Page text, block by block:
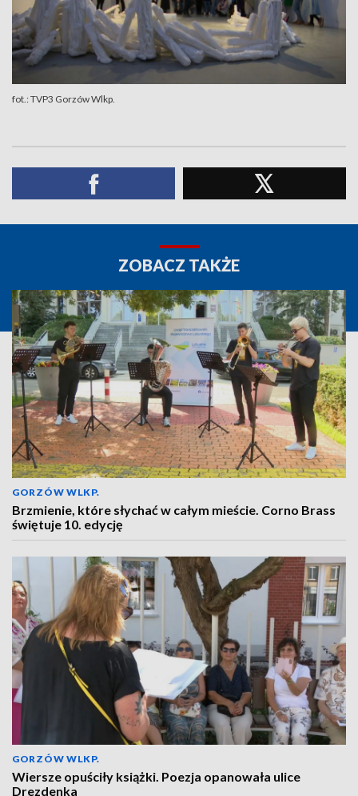
fot.: TVP3 Gorzów Wlkp.
ZOBACZ TAKŻE
GORZÓW WLKP.
Brzmienie, które słychać w całym mieście. Corno Brass
świętuje 10. edycję
GORZÓW WLKP.
Wiersze opuściły książki. Poezja opanowała ulice
Drezdenka